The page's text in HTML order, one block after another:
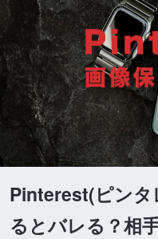
Pinterest(ピンタ
るとバレる？相